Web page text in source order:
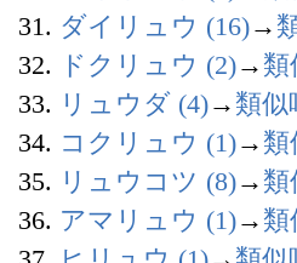
31. ダイリュウ (16)→
32.
ドクリュウ (2)→ 類
33. リュウダ (4)→ 類似
34. コクリュウ (1)→ 類
35. リュウコツ (8)→ 類
36. アマリュウ (1)→ 類